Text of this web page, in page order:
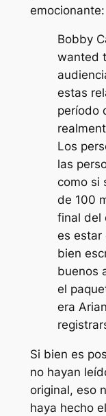
emocionante:
Bobby
wanted
estas
período
Los
las
como si
de 100
final del
es estar
bien
buenos
el
era
Si bien es
no hayan
original, eso
haya hecho